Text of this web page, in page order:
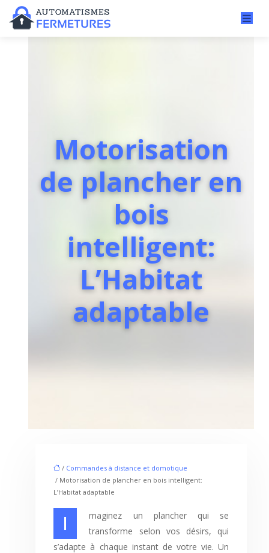
Motorisation
de plancher en
bois
intelligent:
L’Habitat
adaptable
/ Commandes à distance et domotique
/ Motorisation de plancher en bois intelligent:
L’Habitat adaptable
Imaginez un plancher qui se
transforme selon vos désirs, qui
s’adapte à chaque instant de votre vie. Un